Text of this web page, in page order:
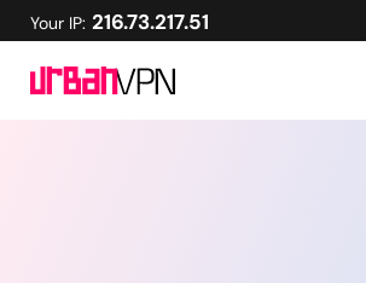
Your IP: 216.73.217.51